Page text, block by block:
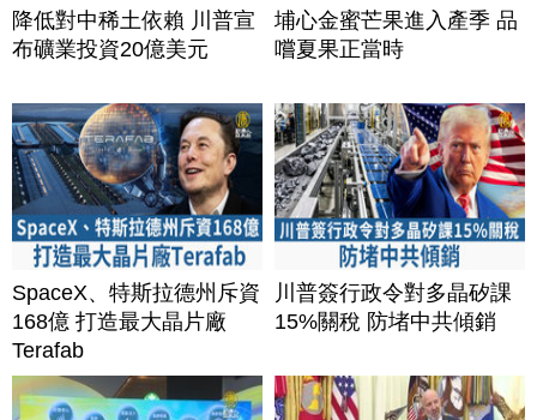
降低對中稀土依賴 川普宣
布礦業投資20億美元
埔心金蜜芒果進入產季 品
嚐夏果正當時
SpaceX、特斯拉德州斥資
168億 打造最大晶片廠
Terafab
川普簽行政令對多晶矽課
15%關稅 防堵中共傾銷